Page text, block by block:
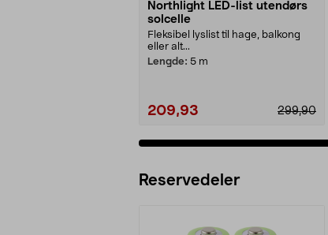
Northlight LED-list utendørs
solcelle
Fleksibel lyslist til hage, balkong
eller alt...
Lengde: 5 m
209,93 299,90
Reservedeler